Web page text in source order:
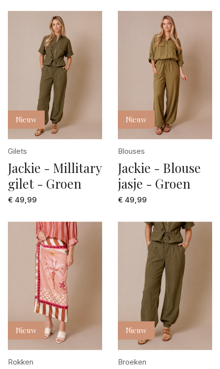
Nieuw
Gilets
Jackie - Millitary
gilet - Groen
€ 49,99
Nieuw
Blouses
Jackie - Blouse
jasje - Groen
€ 49,99
Nieuw
Rokken
Nieuw
Broeken